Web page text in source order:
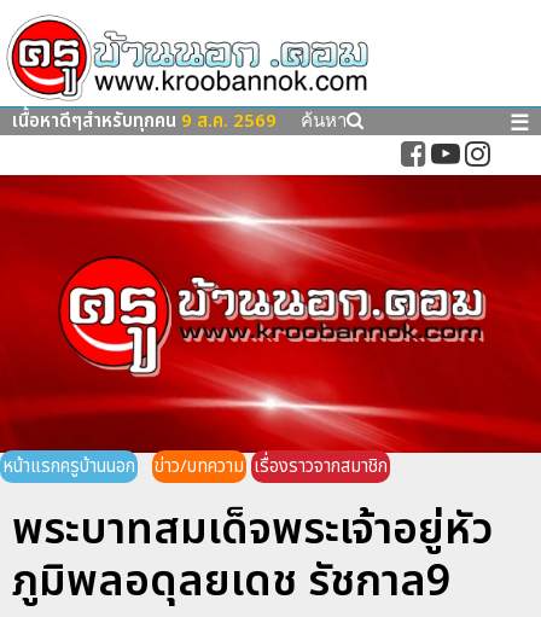
เนื้อหาดีๆสำหรับทุกคน 9 ส.ค. 2569 ค้นหา ☰
หน้าแรกครูบ้านนอก ข่าว/บทความ เรื่องราวจากสมาชิก
พระบาทสมเด็จพระเจ้าอยู่หัว
ภูมิพลอดุลยเดช รัชกาล9